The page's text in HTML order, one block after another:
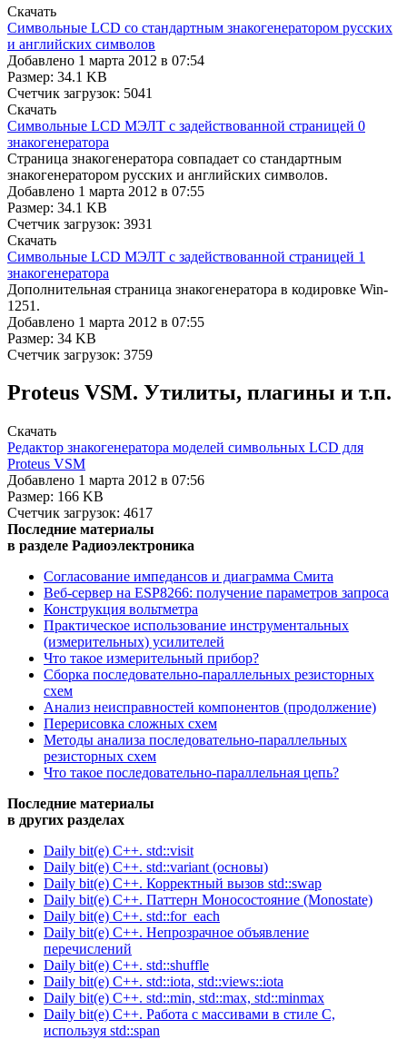
Cкачать
Символьные LCD со стандартным знакогенератором русских
и английских символов
Добавлено 1 марта 2012 в 07:54
Размер: 34.1 KB
Счетчик загрузок: 5041
Cкачать
Символьные LCD МЭЛТ с задействованной страницей 0
знакогенератора
Страница знакогенератора совпадает со стандартным
знакогенератором русских и английских символов.
Добавлено 1 марта 2012 в 07:55
Размер: 34.1 KB
Счетчик загрузок: 3931
Cкачать
Символьные LCD МЭЛТ с задействованной страницей 1
знакогенератора
Дополнительная страница знакогенератора в кодировке Win-
1251.
Добавлено 1 марта 2012 в 07:55
Размер: 34 KB
Счетчик загрузок: 3759
Proteus VSM. Утилиты, плагины и т.п.
Cкачать
Редактор знакогенератора моделей символьных LCD для
Proteus VSM
Добавлено 1 марта 2012 в 07:56
Размер: 166 KB
Счетчик загрузок: 4617
Последние материалы
в разделе Радиоэлектроника
Согласование импедансов и диаграмма Смита
Веб-сервер на ESP8266: получение параметров запроса
Конструкция вольтметра
Практическое использование инструментальных
(измерительных) усилителей
Что такое измерительный прибор?
Сборка последовательно-параллельных резисторных
схем
Анализ неисправностей компонентов (продолжение)
Перерисовка сложных схем
Методы анализа последовательно-параллельных
резисторных схем
Что такое последовательно-параллельная цепь?
Последние материалы
в других разделах
Daily bit(e) C++. std::visit
Daily bit(e) C++. std::variant (основы)
Daily bit(e) C++. Корректный вызов std::swap
Daily bit(e) C++. Паттерн Моносостояние (Monostate)
Daily bit(e) C++. std::for_each
Daily bit(e) C++. Непрозрачное объявление
перечислений
Daily bit(e) C++. std::shuffle
Daily bit(e) C++. std::iota, std::views::iota
Daily bit(e) C++. std::min, std::max, std::minmax
Daily bit(e) C++. Работа с массивами в стиле C,
используя std::span